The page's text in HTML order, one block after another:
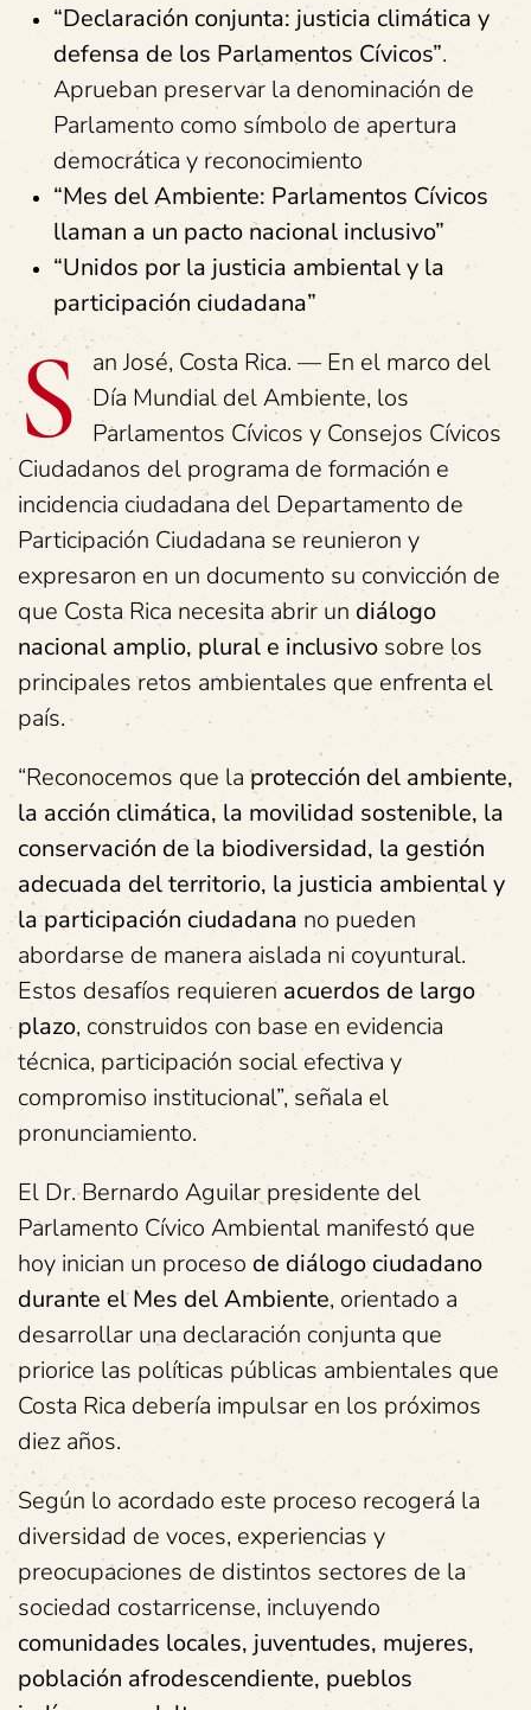
“Declaración conjunta: justicia climática y
defensa de los Parlamentos Cívicos”.
Aprueban preservar la denominación de
Parlamento como símbolo de apertura
democrática y reconocimiento
“Mes del Ambiente: Parlamentos Cívicos
llaman a un pacto nacional inclusivo”
“Unidos por la justicia ambiental y la
participación ciudadana”
S
an José, Costa Rica. — En el marco del
Día Mundial del Ambiente, los
Parlamentos Cívicos y Consejos Cívicos
Ciudadanos del programa de formación e
incidencia ciudadana del Departamento de
Participación Ciudadana se reunieron y
expresaron en un documento su convicción de
que Costa Rica necesita abrir un diálogo
nacional amplio, plural e inclusivo sobre los
principales retos ambientales que enfrenta el
país.
“Reconocemos que la protección del ambiente,
la acción climática, la movilidad sostenible, la
conservación de la biodiversidad, la gestión
adecuada del territorio, la justicia ambiental y
la participación ciudadana no pueden
abordarse de manera aislada ni coyuntural.
Estos desafíos requieren acuerdos de largo
plazo, construidos con base en evidencia
técnica, participación social efectiva y
compromiso institucional”, señala el
pronunciamiento.
El Dr. Bernardo Aguilar presidente del
Parlamento Cívico Ambiental manifestó que
hoy inician un proceso de diálogo ciudadano
durante el Mes del Ambiente, orientado a
desarrollar una declaración conjunta que
priorice las políticas públicas ambientales que
Costa Rica debería impulsar en los próximos
diez años.
Según lo acordado este proceso recogerá la
diversidad de voces, experiencias y
preocupaciones de distintos sectores de la
sociedad costarricense, incluyendo
comunidades locales, juventudes, mujeres,
población afrodescendiente, pueblos